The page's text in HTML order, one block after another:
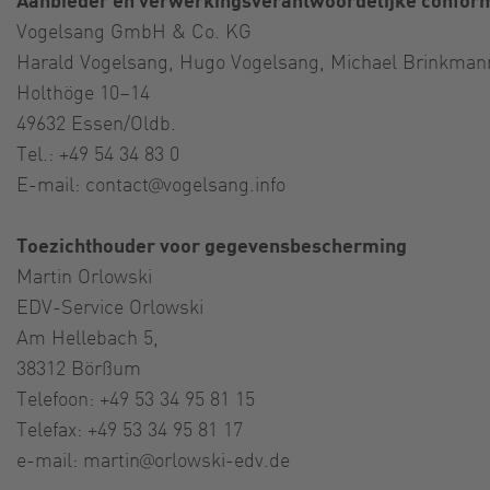
Vogelsang GmbH & Co. KG
Harald Vogelsang, Hugo Vogelsang, Michael
Holthöge 10–14
49632 Essen/Oldb.
Tel.: +49 54 34 83 0
E-mail: contact@vogelsang.info
Toezichthouder voor gegevensbescherming
Martin Orlowski
EDV-Service Orlowski
Am Hellebach 5,
38312 Börßum
Telefoon: +49 53 34 95 81 15
Telefax: +49 53 34 95 81 17
e-mail: martin@orlowski-edv.de